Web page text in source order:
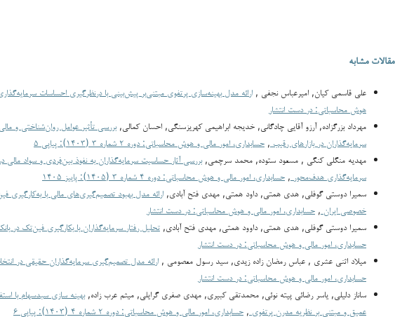
مقالات مشابه
علی قاسمی کیان, امیرعباس نجفی , ارائه مدل بهینه‌سازی پرتفوی مبتنی‌بر پیش‌بینی با درنظرگیری احساسات
هوش محاسباتی: در دست انتشار
مهرداد بزرگزاده, آرزو آقایی چادگانی, خدیجه ابراهیمی کهریزسنگی, احسان کمالی,بررسی تأثیر عوامل روان‌شناختی و
سرمایه‌گذاران در بازارهای رقیب , حسابداری، امور مالی و هوش محاسباتی: دوره ۲ شماره ۳ (۱۴۰۳): پیاپی ۵
مهدیه منگلی کنگی , مسعود ستوده, محمد سرچمی,بررسی آثار حساسیت سرمایه‌گذاران به نفوذ بین‌فردی و سواد مالی در
سرمایه‌گذاری هدف‌محور , حسابداری، امور مالی و هوش محاسباتی: دوره ۴ شماره ۳ (۱۴۰۵): پاییز ۱۴۰۵
سميرا دوستي گوفلي, هدی همتی, داود همتي, مهدي فتح آبادي, ارائه مدل بهبود تصمیم‌گیری‌های مالی با به‌کارگیری
خصوصی ایران , حسابداری، امور مالی و هوش محاسباتی: در دست انتشار
سميرا دوستي گوفلي, هدی همتی, داوود همتی, مهدي فتح آبادي, تحلیل رفتار سرمایه‌گذاران با بکارگیری فین‌تک در
حسابداری، امور مالی و هوش محاسباتی: در دست انتشار
میلاد اثنی عشری , عباس رمضان زاده زیدی, سید رسول معصومی , ارائه مدل تصمیم‌گیری سرمایه‌گذاران حقیقی در
حسابداری، امور مالی و هوش محاسباتی: در دست انتشار
ساناز دلیلی, یاسر رضائی پیته نوئی, محمدتقی کبیری, مهدی صفری گرایلی, میثم عرب زاده,بهینه سازی سبدسهام با
عمیق و مبتنی بر نظریه مدرن پرتفوی , حسابداری، امور مالی و هوش محاسباتی: دوره ۲ شماره ۴ (۱۴۰۳): پیاپی ۶